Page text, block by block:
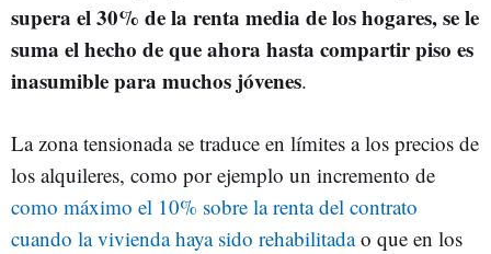
supera el 30% de la renta media de los hogares, se le
suma el hecho de que ahora hasta compartir piso es
inasumible para muchos jóvenes.
La zona tensionada se traduce en límites a los precios de
los alquileres, como por ejemplo un incremento de
como máximo el 10% sobre la renta del contrato
cuando la vivienda haya sido rehabilitadao que en los